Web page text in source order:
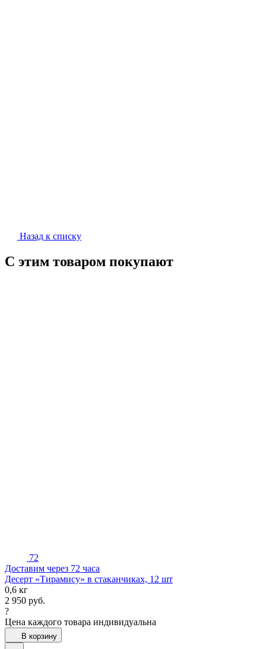
Назад к списку
С этим товаром покупают
72
Доставим через 72 часа
Десерт «Тирамису» в стаканчиках, 12 шт
0,6 кг
2 950 руб.
?
Цена каждого товара индивидуальна
В корзину